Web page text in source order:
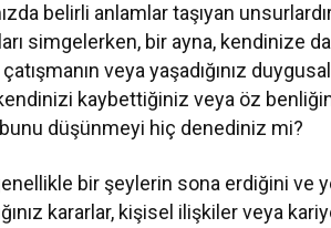
belirli anlamlar taşıyan
simgelerken, bir ayna, kendinize
veya yaşadığınız
kendinizi kaybettiğiniz veya öz
düşünmeyi hiç denediniz mi?
bir şeylerin sona erdiğini ve
kararlar, kişisel ilişkiler veya